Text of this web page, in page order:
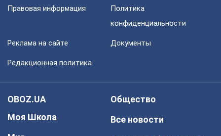
Правовая информация
Политика
конфиденциальности
Реклама на сайте Документы
Редакционная политика
OBOZ.UA
Моя Школа
Общество
Все новости